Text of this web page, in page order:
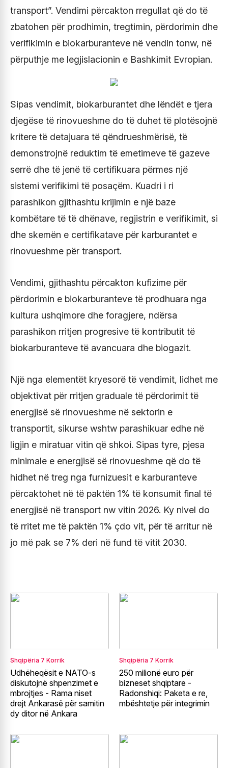
transport”. Vendimi përcakton rregullat që do të
zbatohen për prodhimin, tregtimin, përdorimin dhe
verifikimin e biokarburanteve në vendin tonw, në
përputhje me legjislacionin e Bashkimit Evropian.
Sipas vendimit, biokarburantet dhe lëndët e tjera
djegëse të rinovueshme do të duhet të plotësojnë
kritere të detajuara të qëndrueshmërisë, të
demonstrojnë reduktim të emetimeve të gazeve
serrë dhe të jenë të certifikuara përmes një
sistemi verifikimi të posaçëm. Kuadri i ri
parashikon gjithashtu krijimin e një baze
kombëtare të të dhënave, regjistrin e verifikimit, si
dhe skemën e certifikatave për karburantet e
rinovueshme për transport.
Vendimi, gjithashtu përcakton kufizime për
përdorimin e biokarburanteve të prodhuara nga
kultura ushqimore dhe foragjere, ndërsa
parashikon rritjen progresive të kontributit të
biokarburanteve të avancuara dhe biogazit.
Një nga elementët kryesorë të vendimit, lidhet me
objektivat për rritjen graduale të përdorimit të
energjisë së rinovueshme në sektorin e
transportit, sikurse wshtw parashikuar edhe në
ligjin e miratuar vitin që shkoi. Sipas tyre, pjesa
minimale e energjisë së rinovueshme që do të
hidhet në treg nga furnizuesit e karburanteve
përcaktohet në të paktën 1% të konsumit final të
energjisë në transport nw vitin 2026. Ky nivel do
të rritet me të paktën 1% çdo vit, për të arritur në
jo më pak se 7% deri në fund të vitit 2030.
Shqipëria 7 Korrik
Udhëheqësit e NATO-s
diskutojnë shpenzimet e
mbrojtjes - Rama niset
drejt Ankarasë për samitin
dy ditor në Ankara
Shqipëria 7 Korrik
250 milionë euro për
bizneset shqiptare -
Radonshiqi: Paketa e re,
mbështetje për integrimin